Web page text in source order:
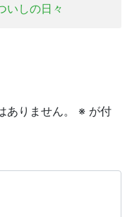
いしの日々
りません。 ※ が付